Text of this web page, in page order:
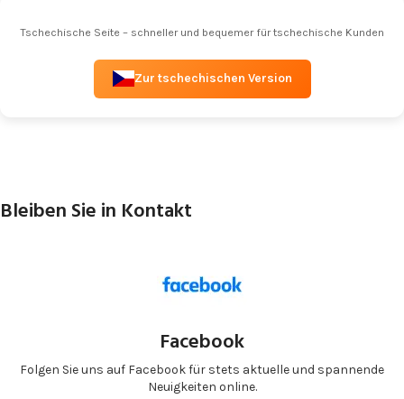
Tschechische Seite – schneller und bequemer für tschechische Kunden
Zur tschechischen Version
Bleiben Sie in Kontakt
Facebook
Folgen Sie uns auf Facebook für stets aktuelle und spannende
Neuigkeiten online.